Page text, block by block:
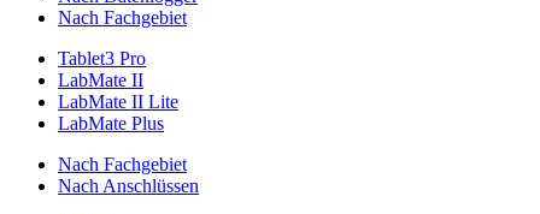
Nach Fachgebiet
Tablet3 Pro
LabMate II
LabMate II Lite
LabMate Plus
Nach Fachgebiet
Nach Anschlüssen